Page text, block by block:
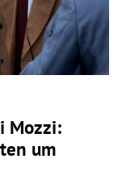
Mozzi:
um